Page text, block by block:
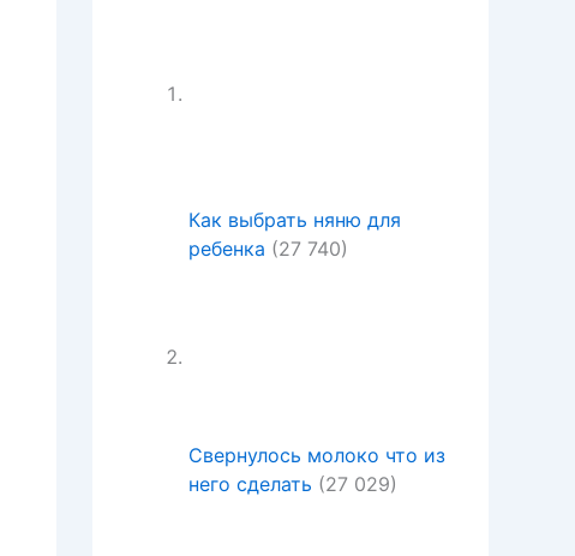
Как выбрать няню для
ребенка (27 740)
Свернулось молоко что из
него сделать (27 029)